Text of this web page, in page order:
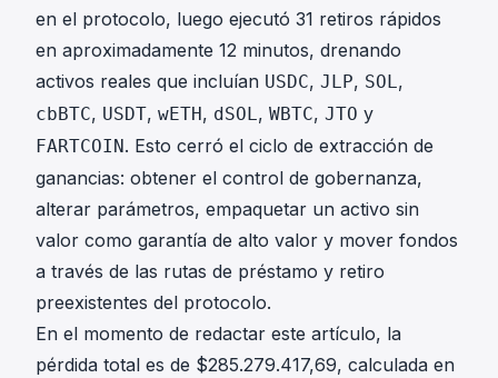
en el protocolo, luego ejecutó 31 retiros rápidos
en aproximadamente 12 minutos, drenando
activos reales que incluían USDC, JLP, SOL,
cbBTC, USDT, wETH, dSOL, WBTC, JTO y
FARTCOIN. Esto cerró el ciclo de extracción de
ganancias: obtener el control de gobernanza,
alterar parámetros, empaquetar un activo sin
valor como garantía de alto valor y mover fondos
a través de las rutas de préstamo y retiro
preexistentes del protocolo.
En el momento de redactar este artículo, la
pérdida total es de $285.279.417,69, calculada en